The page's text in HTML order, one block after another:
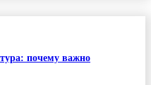
почему важно